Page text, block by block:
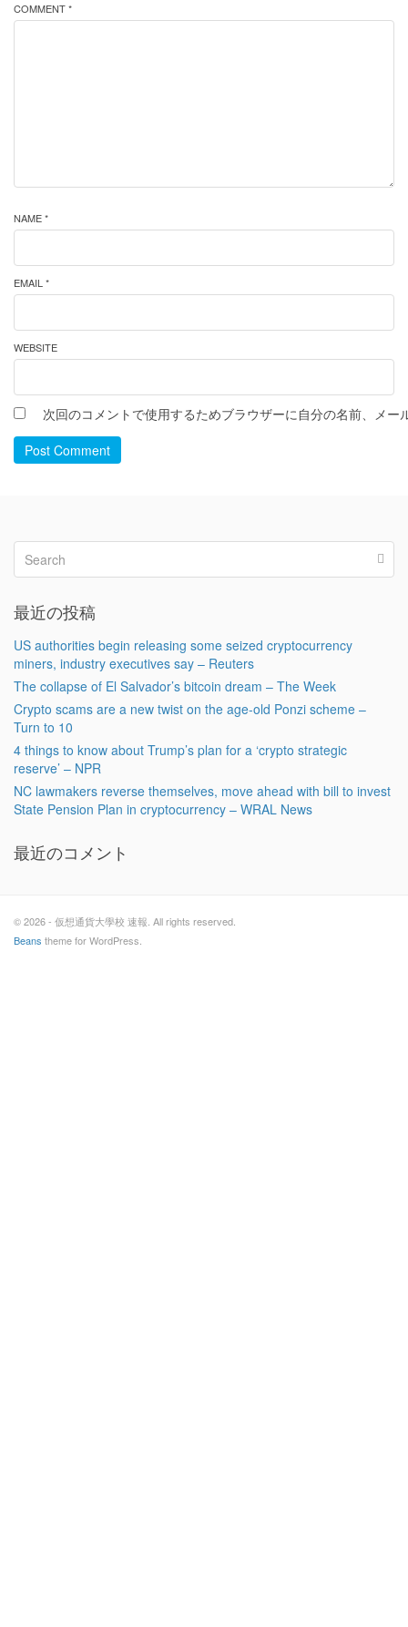
COMMENT *
NAME *
EMAIL *
WEBSITE
次回のコメントで使用するためブラウザーに自分の名前、メー
Post Comment
最近の投稿
US authorities begin releasing some seized cryptocurrency
miners, industry executives say – Reuters
The collapse of El Salvador’s bitcoin dream – The Week
Crypto scams are a new twist on the age-old Ponzi scheme –
Turn to 10
4 things to know about Trump’s plan for a ‘crypto strategic
reserve’ – NPR
NC lawmakers reverse themselves, move ahead with bill to invest
State Pension Plan in cryptocurrency – WRAL News
最近のコメント
© 2026 - 仮想通貨大學校 速報. All rights reserved.
Beans theme for WordPress.